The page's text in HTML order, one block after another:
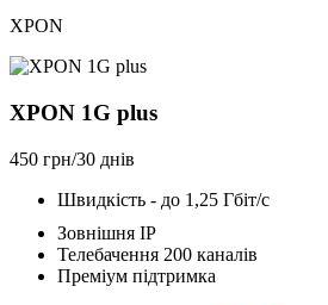
XPON
XPON 1G plus
450 грн/30 днів
Швидкість - до 1,25 Гбіт/с
Зовнішня ІР
Телебачення 200 каналів
Преміум підтримка